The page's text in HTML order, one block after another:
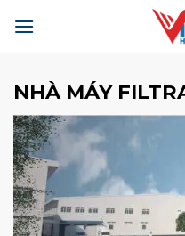
qua
NHÀ MÁY